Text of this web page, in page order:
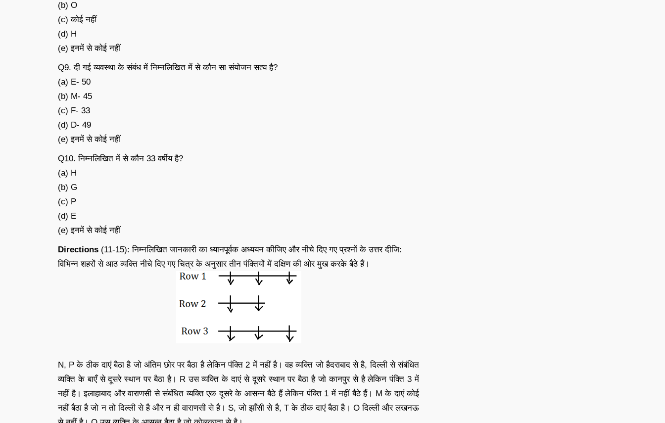
(b) O
(c) कोई नहीं
(d) H
(e) इनमें से कोई नहीं
Q9. दी गई व्यवस्था के संबंध में निम्नलिखित में से कौन सा संयोजन सत्य है?
(a) E- 50
(b) M- 45
(c) F- 33
(d) D- 49
(e) इनमें से कोई नहीं
Q10. निम्नलिखित में से कौन 33 वर्षीय है?
(a) H
(b) G
(c) P
(d) E
(e) इनमें से कोई नहीं
Directions (11-15): निम्नलिखित जानकारी का ध्यानपूर्वक अध्ययन कीजिए और नीचे दिए गए प्रश्नों के उत्तर दीजि:
विभिन्न शहरों से आठ व्यक्ति नीचे दिए गए चित्र के अनुसार तीन पंक्तियों में दक्षिण की ओर मुख करके बैठे हैं।
N, P के ठीक दाएं बैठा है जो अंतिम छोर पर बैठा है लेकिन पंक्ति 2 में नहीं है। वह व्यक्ति जो हैदराबाद से है, दिल्ली से संबंधित
व्यक्ति के बाएँ से दूसरे स्थान पर बैठा है। R उस व्यक्ति के दाएं से दूसरे स्थान पर बैठा है जो कानपुर से है लेकिन पंक्ति 3 में
नहीं है। इलाहाबाद और वाराणसी से संबंधित व्यक्ति एक दूसरे के आसन्न बैठे हैं लेकिन पंक्ति 1 में नहीं बैठे हैं। M के दाएं कोई
नहीं बैठा है जो न तो दिल्ली से है और न ही वाराणसी से है। S, जो झाँसी से है, T के ठीक दाएं बैठा है। O दिल्ली और लखनऊ